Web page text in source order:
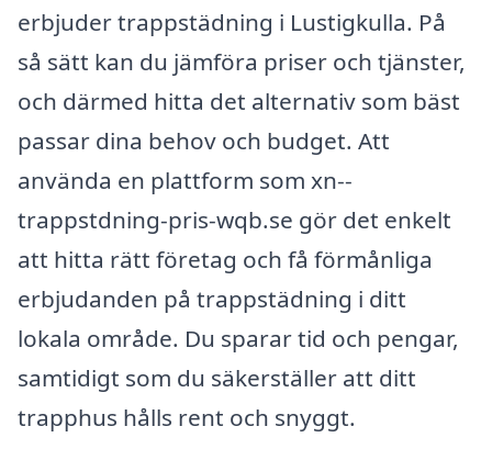
erbjuder trappstädning i Lustigkulla. På
så sätt kan du jämföra priser och tjänster,
och därmed hitta det alternativ som bäst
passar dina behov och budget. Att
använda en plattform som xn--
trappstdning-pris-wqb.se gör det enkelt
att hitta rätt företag och få förmånliga
erbjudanden på trappstädning i ditt
lokala område. Du sparar tid och pengar,
samtidigt som du säkerställer att ditt
trapphus hålls rent och snyggt.